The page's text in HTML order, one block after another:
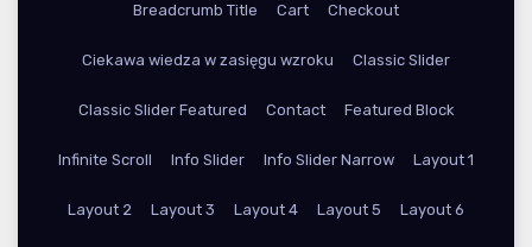
Breadcrumb Title Cart Checkout
Ciekawa wiedza w zasięgu wzroku Classic Slider
Classic Slider Featured Contact Featured Block
Infinite Scroll Info Slider Info Slider Narrow Layout 1
Layout 2 Layout 3 Layout 4 Layout 5 Layout 6